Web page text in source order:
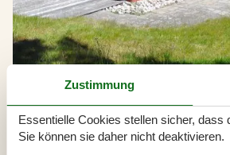
Vermietung von Ferienhäuser
Zustimmung
Essentielle Cookies stellen sicher, dass
Sie können sie daher nicht deaktivieren.